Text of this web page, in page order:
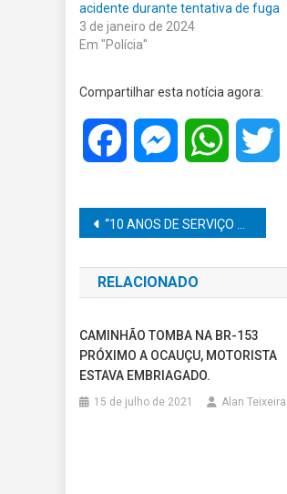
acidente durante tentativa de fuga
3 de janeiro de 2024
Em "Polícia"
Compartilhar esta notícia agora:
Facebook MessengerWhatsApp
Navegação
de
Post
“10 ANOS DE SERVIÇO ESSENCIAL”: UPA NORTE SE CONSOLIDA COMO REFERÊNCIA EM URGÊNCIA E EMERGÊNCIA EM MARÍLIA
RELACIONADO
CAMINHÃO TOMBA NA BR-153
PRÓXIMO A OCAUÇU, MOTORISTA
ESTAVA EMBRIAGADO.
15 de julho de 2021 Alan Teixeira